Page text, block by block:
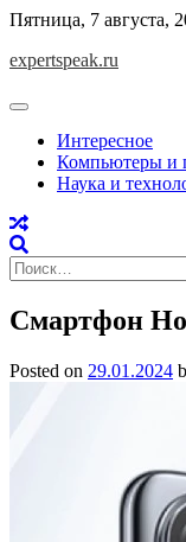
Skip
content
Пятница, 7 августа,
expertspeak.ru
Интересное
Компьютеры и
Наука и
Найти:
Смартфон
Posted on 29.01.2024